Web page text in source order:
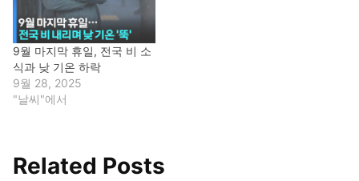
9월 마지막 휴일, 전국 비 소
식과 낮 기온 하락
9월 28, 2025
"날씨"에서
Related Posts